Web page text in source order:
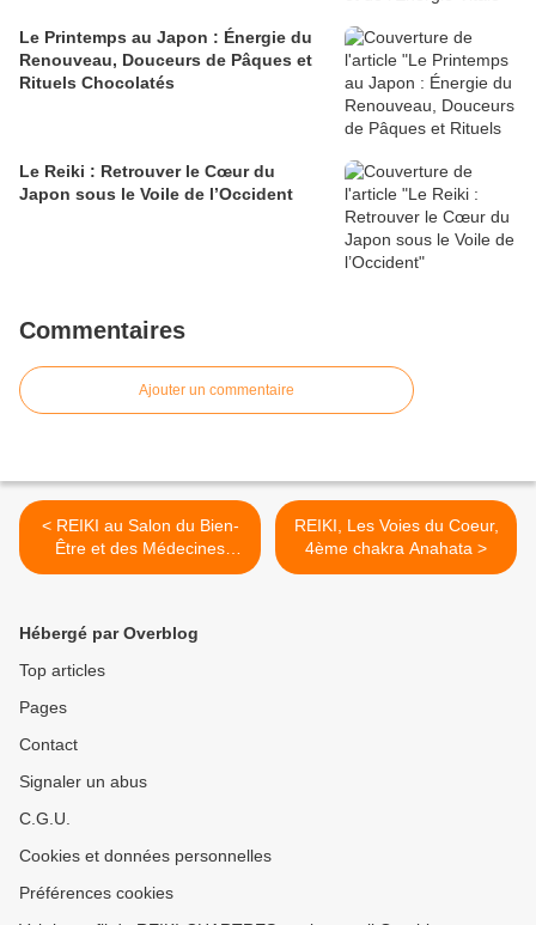
Le Printemps au Japon : Énergie du
Renouveau, Douceurs de Pâques et
Rituels Chocolatés
Le Reiki : Retrouver le Cœur du
Japon sous le Voile de l’Occident
Commentaires
Ajouter un commentaire
< REIKI au Salon du Bien-
Être et des Médecines
Douces les 3-4 Février,
REIKI, Les Voies du Coeur,
4ème chakra Anahata >
Hébergé par Overblog
Top articles
Pages
Contact
Signaler un abus
C.G.U.
Cookies et données personnelles
Préférences cookies